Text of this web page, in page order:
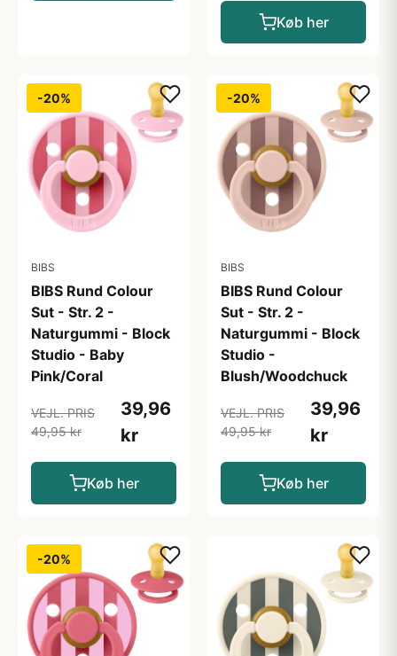
Køb her
-20%
BIBS
BIBS Rund Colour
Sut - Str. 2 -
Naturgummi - Block
Studio - Baby
Pink/Coral
VEJL. PRIS
49,95 kr
39,96
kr
Køb her
-20%
BIBS
BIBS Rund Colour
Sut - Str. 2 -
Naturgummi - Block
Studio -
Blush/Woodchuck
VEJL. PRIS
49,95 kr
39,96
kr
Køb her
-20%